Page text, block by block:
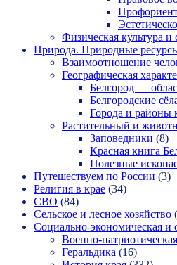
Физическая культура и
Природа. Природные
Взаимоотношение
Географическая
Белгород —
Белгородские
Города и районы
Растительный и
Заповедники (8)
Красная книга
Полезные
Путешествуем по России (3)
Религия в крае (34)
СВО (84)
Сельское и лесное хозяйство
Социально-экономическая и
Военно-
Геральдика (16)